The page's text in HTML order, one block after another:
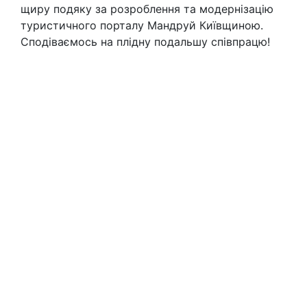
щиру подяку за розроблення та модернізацію
туристичного порталу Мандруй Київщиною.
Сподіваємось на плідну подальшу співпрацю!